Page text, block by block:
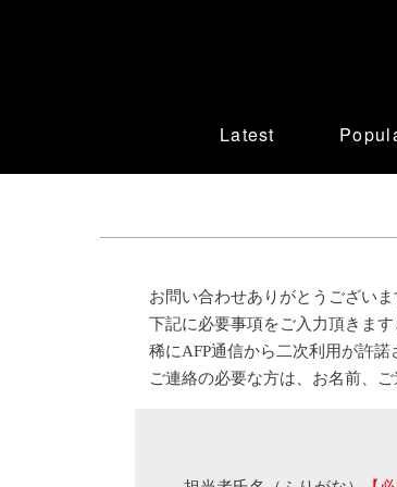
Latest
お問い合わせありがとうございま
下記に必要事項をご入力頂きま
稀にAFP通信から二次利用が許
ご連絡の必要な方は、お名前、